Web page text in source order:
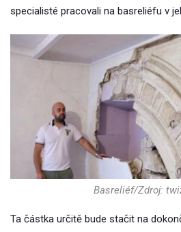
specialisté pracovali na basreliéfu v
Basreliéf/Zdroj:
Ta částka určitě bude stačit na